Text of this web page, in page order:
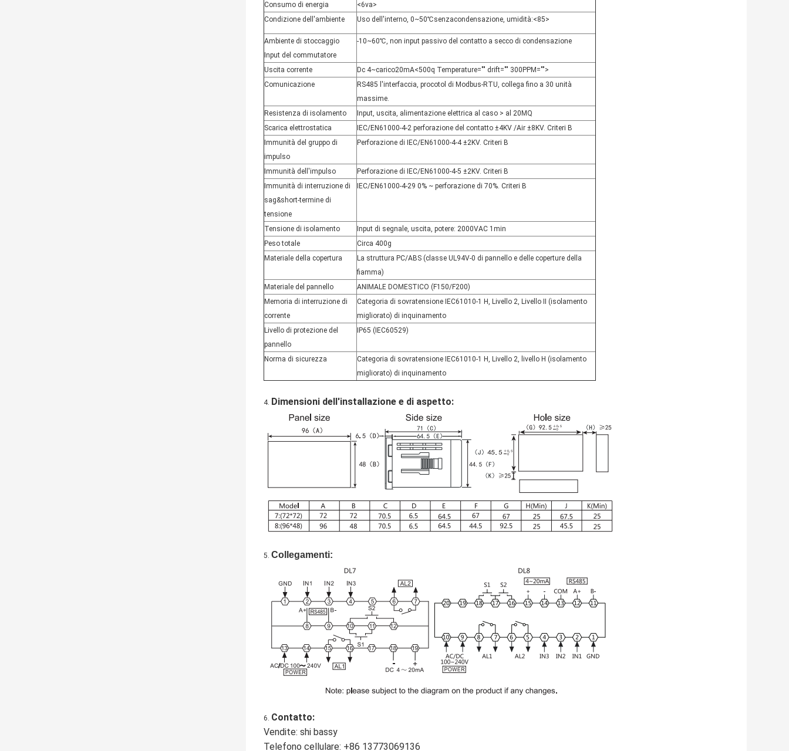
Consumo di energia
<6va>
Condizione dell'ambiente
Uso dell'interno, 0~50℃senzacondensazione, umidità:<85>
Ambiente di stoccaggio
Input del commutatore
-10~60℃, non input passivo del contatto a secco di condensazione
Uscita corrente Dc 4~carico20mA<500q Temperature="" drift="" 300PPM="">
Comunicazione
RS485 l'interfaccia, procotol di Modbus-RTU, collega fino a 30 unità
massime.
Resistenza di isolamento
Input, uscita, alimentazione elettrica al caso > al 20MQ
Scarica elettrostatica
IEC/EN61000-4-2 perforazione del contatto ±4KV /Air ±8KV. Criteri B
Immunità del gruppo di
impulso
Perforazione di IEC/EN61000-4-4 ±2KV. Criteri B
Immunità dell'impulso
Perforazione di IEC/EN61000-4-5 ±2KV. Criteri B
Immunità di interruzione di
sag&short-termine di
tensione
IEC/EN61000-4-29 0% ~ perforazione di 70%. Criteri B
Tensione di isolamento
Input di segnale, uscita, potere: 2000VAC 1min
Peso totale
Circa 400g
Materiale della copertura
La struttura PC/ABS (classe UL94V-0 di pannello e delle coperture della
fiamma)
Materiale del pannello
ANIMALE DOMESTICO (F150/F200)
Memoria di interruzione di
corrente
Categoria di sovratensione IEC61010-1 H, Livello 2, Livello II (isolamento
migliorato) di inquinamento
Livello di protezione del
pannello
IP65 (IEC60529)
Norma di sicurezza
Categoria di sovratensione IEC61010-1 H, Livello 2, livello H (isolamento
migliorato) di inquinamento
4. Dimensioni dell'installazione e di aspetto:
5. Collegamenti:
6. Contatto:
Vendite: shi bassy
Telefono cellulare: +86 13773069136